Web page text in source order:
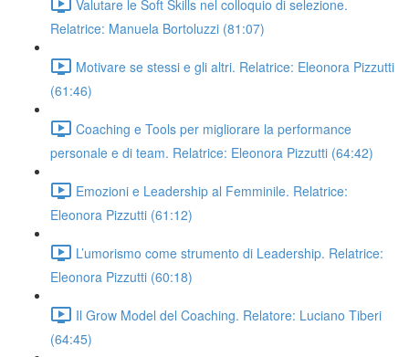
Valutare le Soft Skills nel colloquio di selezione.
Relatrice: Manuela Bortoluzzi (81:07)
Motivare se stessi e gli altri. Relatrice: Eleonora Pizzutti
(61:46)
Coaching e Tools per migliorare la performance
personale e di team. Relatrice: Eleonora Pizzutti (64:42)
Emozioni e Leadership al Femminile. Relatrice:
Eleonora Pizzutti (61:12)
L’umorismo come strumento di Leadership. Relatrice:
Eleonora Pizzutti (60:18)
Il Grow Model del Coaching. Relatore: Luciano Tiberi
(64:45)